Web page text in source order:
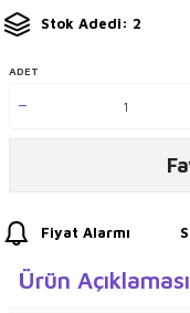
Stok Adedi: 2
ADET
Fiyat Alarmı
Ürün Açıklaması